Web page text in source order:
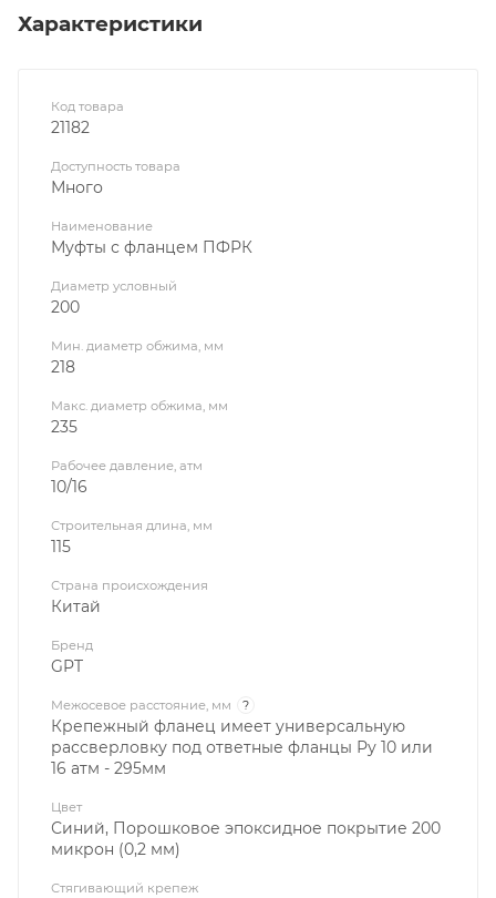
Характеристики
Код товара
21182
Доступность товара
Много
Наименование
Муфты с фланцем ПФРК
Диаметр условный
200
Мин. диаметр обжима, мм
218
Макс. диаметр обжима, мм
235
Рабочее давление, атм
10/16
Строительная длина, мм
115
Страна происхождения
Китай
Бренд
GPT
Межосевое расстояние, мм ?
Крепежный фланец имеет универсальную
рассверловку под ответные фланцы Ру 10 или
16 атм - 295мм
Цвет
Синий, Порошковое эпоксидное покрытие 200
микрон (0,2 мм)
Стягивающий крепеж